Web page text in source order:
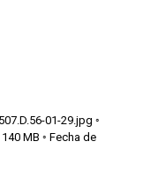
01-29.jpg ◦
MB ◦ Fecha de